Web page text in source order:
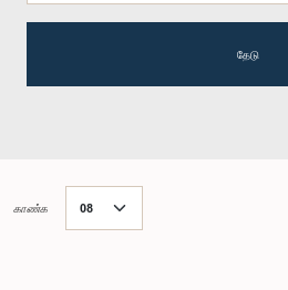
தேடு
காண்க